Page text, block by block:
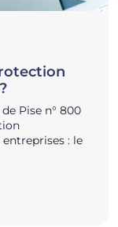
Pise n° 800
: le